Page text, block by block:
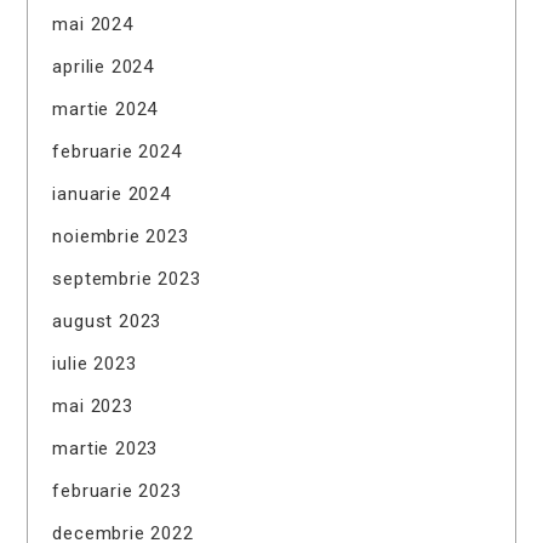
mai 2024
aprilie 2024
martie 2024
februarie 2024
ianuarie 2024
noiembrie 2023
septembrie 2023
august 2023
iulie 2023
mai 2023
martie 2023
februarie 2023
decembrie 2022